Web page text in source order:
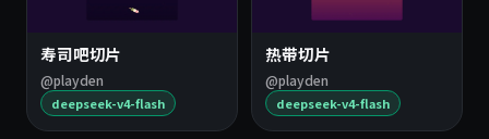
寿司吧切片
@playden
deepseek-v4-flash
热带切片
@playden
deepseek-v4-flash